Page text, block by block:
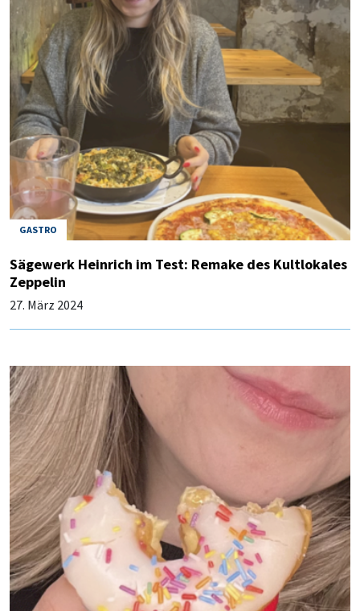
GASTRO
Sägewerk Heinrich im Test: Remake des Kultlokales
Zeppelin
27. März 2024